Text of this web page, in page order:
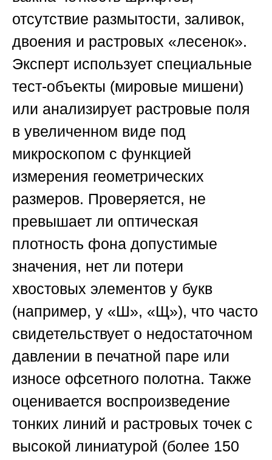
отсутствие размытости, заливок,
двоения и растровых «лесенок».
Эксперт использует специальные
тест-объекты (мировые мишени)
или анализирует растровые поля
в увеличенном виде под
микроскопом с функцией
измерения геометрических
размеров. Проверяется, не
превышает ли оптическая
плотность фона допустимые
значения, нет ли потери
хвостовых элементов у букв
(например, у «Ш», «Щ»), что часто
свидетельствует о недостаточном
давлении в печатной паре или
износе офсетного полотна. Также
оценивается воспроизведение
тонких линий и растровых точек с
высокой линиатурой (более 150